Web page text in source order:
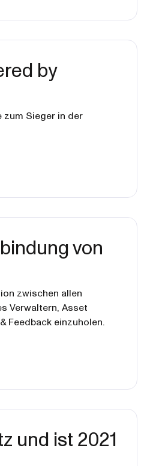
by
zum Sieger in der
von
zwischen allen
Verwaltern, Asset
Feedback einzuholen.
und ist 2021